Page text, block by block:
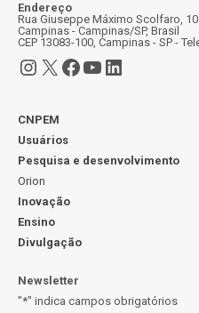
Endereço
Rua Giuseppe Máximo Scolfaro,
Campinas - Campinas/SP, Brasil
CEP 13083-100, Campinas - SP -
Instagram
X Facebook
Youtube
LinkedIn
CNPEM
Usuários
Pesquisa e desenvolvimento
Orion
Inovação
Ensino
Divulgação
Newsletter
"*" indica campos obrigatórios